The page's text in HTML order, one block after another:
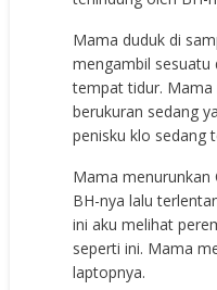
Mama duduk di
mengambil sesuatu
tempat tidur. Mama
berukuran sedang
penisku klo sedang
Mama menurunkan
BH-nya lalu
ini aku melihat
seperti ini. Mama
laptopnya.